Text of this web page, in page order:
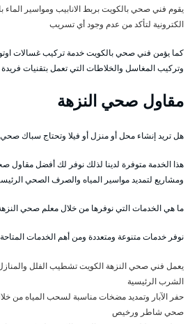
يقوم فني صحي بالكويت بربط الانابيب ومواسير الماء
الكترونية لتأكد من عدم وجود أي تسريب
كما يؤمن فني صحي بالكويت خدمة تركيب غسالات
وتركيب المغاسل والخلاطات التي تعمل بتقنيات فريدة
مقاول صحي النزهة
هل تريد إنشاء محل أو منزل أو فيلا وتحتاج سباك صحي
هذا الخدمة متوفرة لدينا لذلك نوفر لك أفضل
ومشاريع لتمديد مواسير المياه والصرف الصحي
ما هي الخدمات التي نوفرها من خلال معلم صحي
نوفر خدمات متنوعة ومتعددة ومن أهم الخدمات المتاحة
يعمل فني صحي النزهة الكويت تشطيب الفلل والمنازل
الشرب الرئيسية
حفر الآبار وتمديد مضخات مناسبة لسحب المياه من
صحي شاطر ورخيص